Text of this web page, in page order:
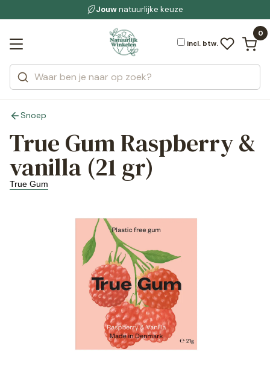
bewuste leefstijl
voor 19:00 uur besteld
Gratis bezorging
Jouwnatuurlijke keuze
incl. btw.
0
Zoeken
Categorieën
Merken
Bekijk alle resultaten
Snoep
True Gum Raspberry &
vanilla (21 gr)
True Gum